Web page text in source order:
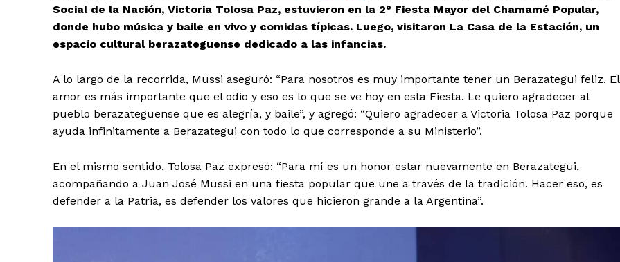
Social de la Nación, Victoria Tolosa Paz, estuvieron en la 2° Fiesta Mayor del Chamamé Popular,
donde hubo música y baile en vivo y comidas típicas. Luego, visitaron La Casa de la Estación, un
espacio cultural berazateguense dedicado a las infancias.
A lo largo de la recorrida, Mussi aseguró: “Para nosotros es muy importante tener un Berazategui feliz. El
amor es más importante que el odio y eso es lo que se ve hoy en esta Fiesta. Le quiero agradecer al
pueblo berazateguense que es alegría, y baile”, y agregó: “Quiero agradecer a Victoria Tolosa Paz porque
ayuda infinitamente a Berazategui con todo lo que corresponde a su Ministerio”.
En el mismo sentido, Tolosa Paz expresó: “Para mí es un honor estar nuevamente en Berazategui,
acompañando a Juan José Mussi en una fiesta popular que une a través de la tradición. Hacer eso, es
defender a la Patria, es defender los valores que hicieron grande a la Argentina”.